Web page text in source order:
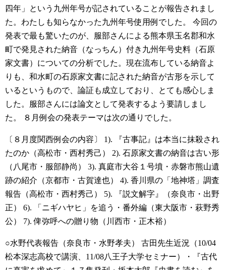
四年」という九州年号が記されていることが報告されまし
た。わたしも知らなかった九州年号使用例でした。
今回の
発表で最も驚いたのが、服部さんによる熊本県玉名郡和水
町で発見された納音（なっちん）付き九州年号史料（石原
家文書）についての分析でした。現在流布している納音よ
りも、和水町の石原家文書に記された納音が古形を示して
いるというもので、論証も成立しており、とても感心しま
した。服部さんには論文として発表するよう要請しまし
た。
８月例会の発表テーマは次の通りでした。
〔８月度関西例会の内容〕
1). 『古事記』は本当に抹殺され
たのか（高松市・西村秀己）
2). 石原家文書の納音は古い形
（八尾市・服部静尚）
3). 真庭市大谷１号墳・赤磐市熊山遺
跡の紹介（京都市・古賀達也）
4). 香川県の「地神塔」調査
報告（高松市・西村秀己）
5). 『説文解字』（奈良市・出野
正）
6). 「ニギハヤヒ」を追う・番外編（東大阪市・萩野秀
公）
7). 俾弥呼への贈り物（川西市・正木裕）
○水野代表報告（奈良市・水野孝夫）
古田先生近況（10/04
松本深志高校で講演、11/08八王子大学セミナー）・『古代